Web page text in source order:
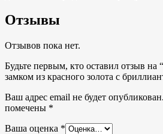
Отзывы
Отзывов пока нет.
Будьте первым, кто оставил отзыв на
замком из красного золота с
Ваш адрес email не будет опубликован.
помечены *
Ваша оценка *